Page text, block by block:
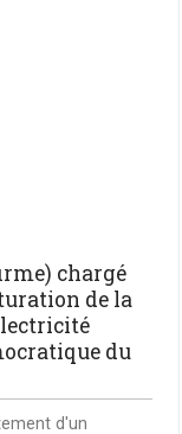
chargé
de la
du
d'un